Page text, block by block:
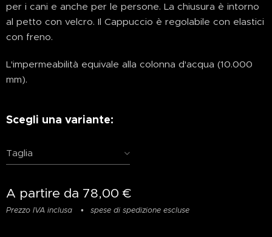
per i cani e anche per le persone. La chiusura è intorno
al petto con velcro. Il Cappuccio è regolabile con elastici
con freno.
L'impermeabilità equivale alla colonna d'acqua (10.000
mm).
Scegli una variante:
Taglia
A partire da 78,00 €
Prezzo IVA inclusa spese di spedizione escluse